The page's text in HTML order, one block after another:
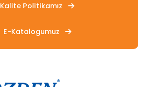
Kalite Politikamız
E-Katalogumuz